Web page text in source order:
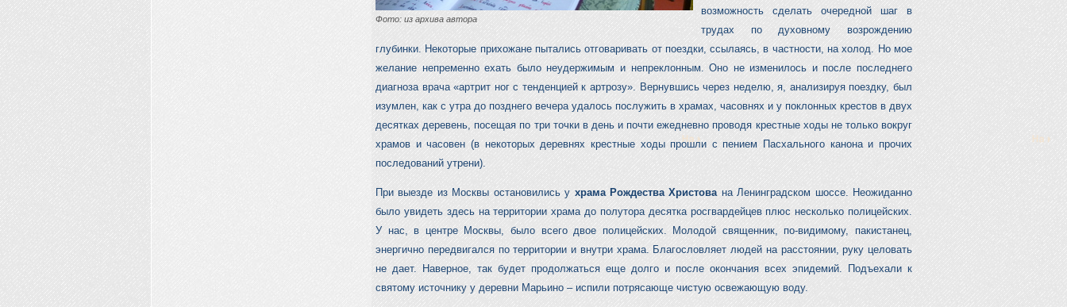
Фото: из архива автора
возможность сделать очередной шаг в
трудах по духовному возрождению
глубинки. Некоторые прихожане пытались отговаривать от поездки, ссылаясь, в частности, на холод. Но мое
желание непременно ехать было неудержимым и непреклонным. Оно не изменилось и после последнего
диагноза врача «артрит ног с тенденцией к артрозу». Вернувшись через неделю, я, анализируя поездку, был
изумлен, как с утра до позднего вечера удалось послужить в храмах, часовнях и у поклонных крестов в двух
десятках деревень, посещая по три точки в день и почти ежедневно проводя крестные ходы не только вокруг
храмов и часовен (в некоторых деревнях крестные ходы прошли с пением Пасхального канона и прочих
последований утрени).
При выезде из Москвы остановились у храма Рождества Христована Ленинградском шоссе. Неожиданно
было увидеть здесь на территории храма до полутора десятка росгвардейцев плюс несколько полицейских.
У нас, в центре Москвы, было всего двое полицейских. Молодой священник, по-видимому, пакистанец,
энергично передвигался по территории и внутри храма. Благословляет людей на расстоянии, руку целовать
не дает. Наверное, так будет продолжаться еще долго и после окончания всех эпидемий. Подъехали к
святому источнику у деревни Марьино – испили потрясающе чистую освежающую воду.